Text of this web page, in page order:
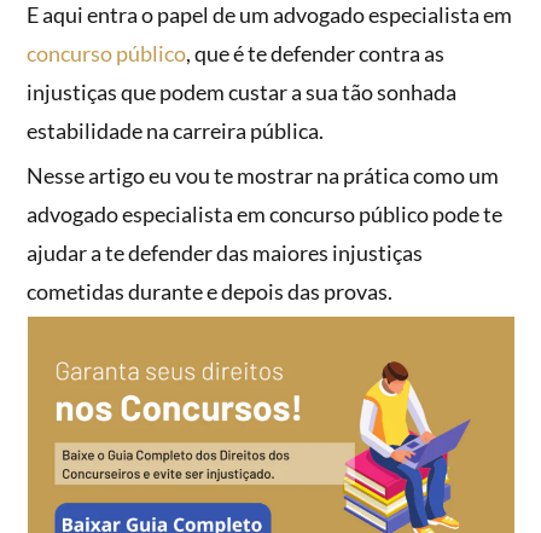
E aqui entra o papel de um advogado especialista em
concurso público, que é te defender contra as
injustiças que podem custar a sua tão sonhada
estabilidade na carreira pública.
Nesse artigo eu vou te mostrar na prática como um
advogado especialista em concurso público pode te
ajudar a te defender das maiores injustiças
cometidas durante e depois das provas.